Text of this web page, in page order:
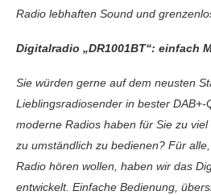
Radio lebhaften Sound und
Digitalradio „DR1001BT“: einfach
Sie würden gerne auf dem neusten
Lieblingsradiosender in bester
moderne Radios haben für Sie zu
zu umständlich zu bedienen? Für
Radio hören wollen, haben wir das
entwickelt. Einfache Bedienung,